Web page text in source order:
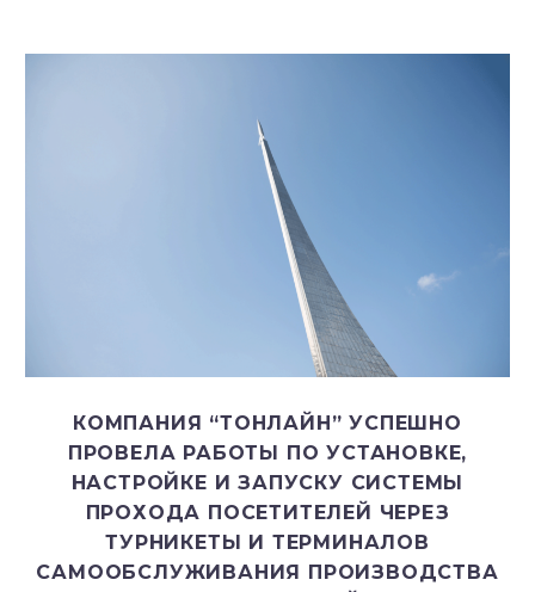
КОМПАНИЯ “ТОНЛАЙН” УСПЕШНО
ПРОВЕЛА РАБОТЫ ПО УСТАНОВКЕ,
НАСТРОЙКЕ И ЗАПУСКУ СИСТЕМЫ
ПРОХОДА ПОСЕТИТЕЛЕЙ ЧЕРЕЗ
ТУРНИКЕТЫ И ТЕРМИНАЛОВ
САМООБСЛУЖИВАНИЯ ПРОИЗВОДСТВА